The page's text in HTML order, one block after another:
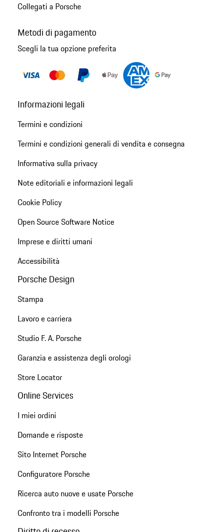
Collegati a Porsche
Metodi di pagamento
Scegli la tua opzione preferita
Informazioni legali
Termini e condizioni
Termini e condizioni generali di vendita e consegna
Informativa sulla privacy
Note editoriali e informazioni legali
Cookie Policy
Open Source Software Notice
Imprese e diritti umani
Accessibilità
Porsche Design
Stampa
Lavoro e carriera
Studio F. A. Porsche
Garanzia e assistenza degli orologi
Store Locator
Online Services
I miei ordini
Domande e risposte
Sito Internet Porsche
Configuratore Porsche
Ricerca auto nuove e usate Porsche
Confronto tra i modelli Porsche